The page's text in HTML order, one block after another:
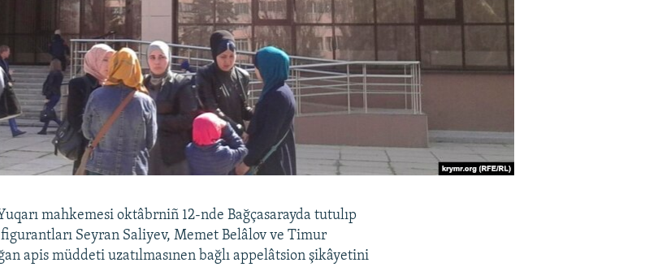
mahkemesi oktâbrniñ 12-nde Bağçasarayda tutulıp
Seyran Saliyev, Memet Belâlov ve Timur
apis müddeti uzatılmasınen bağlı appelâtsion şikâyetini